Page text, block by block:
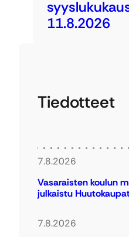
11.8.2026
Tiedotteet
7.8.2026
Vasaraisten koulun
julkaistu
7.8.2026